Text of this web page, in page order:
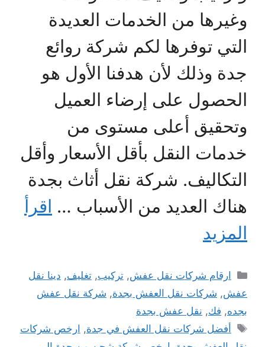
وغيرها من الخدمات العديدة
التي توفرها لكم شركة روائع
جدة وذلك لأن هدفنا الأول هو
الحصول على إرضاء العميل
وتحقيق أعلى مستوى من
خدمات النقل بأقل الأسعار وأقل
التكاليف. شركة نقل أثاث بجدة
هناك العديد من الأسباب … اقرأ
المزيد
التصنيفات
ارقام شركات نقل عفش,تركيب,تغليف, دينا نقل
عفش, شركات نقل العفش بجدة, شركة نقل عفش
بجده, فك, نقل عفش بجدة
الوسوم
أفضل شركات نقل العفش في جدة, ارخص شركات